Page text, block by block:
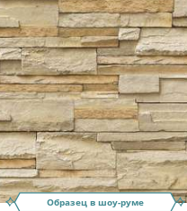
Образец в шоу-руме